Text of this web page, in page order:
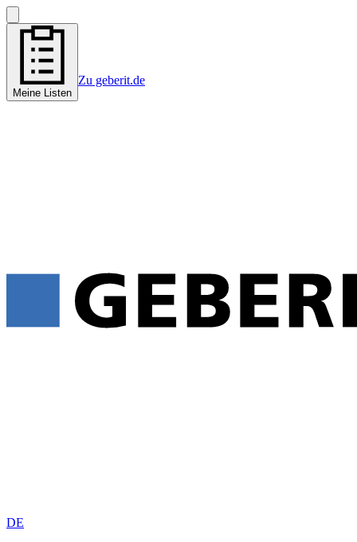
Meine Listen
Zu geberit.de
DE